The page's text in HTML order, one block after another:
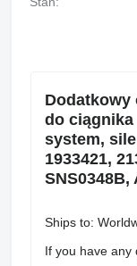
Dodatkowy
do ciągnika
system,
1933421,
SNS0348B,
Ships to:
If you have any